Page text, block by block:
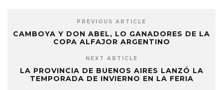
PREVIOUS ARTICLE
CAMBOYA Y DON ABEL, LO GANADORES DE LA
COPA ALFAJOR ARGENTINO
NEXT ARTICLE
LA PROVINCIA DE BUENOS AIRES LANZÓ LA
TEMPORADA DE INVIERNO EN LA FERIA